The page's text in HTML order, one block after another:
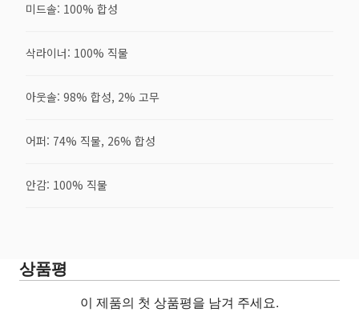
미드솔: 100% 합성
삭라이너: 100% 직물
아웃솔: 98% 합성, 2% 고무
어퍼: 74% 직물, 26% 합성
안감: 100% 직물
상품평
이 제품의 첫 상품평을 남겨 주세요.